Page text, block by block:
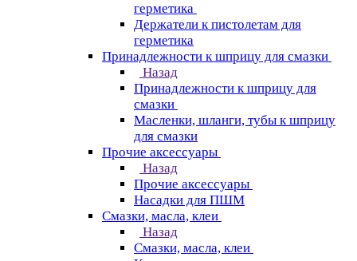
герметика
Держатели к пистолетам для
герметика
Принадлежности к шприцу для смазки
Назад
Принадлежности к шприцу для
смазки
Масленки, шланги, тубы к шприцу
для смазки
Прочие аксессуары
Назад
Прочие аксессуары
Насадки для ПШМ
Смазки, масла, клеи
Назад
Смазки, масла, клеи